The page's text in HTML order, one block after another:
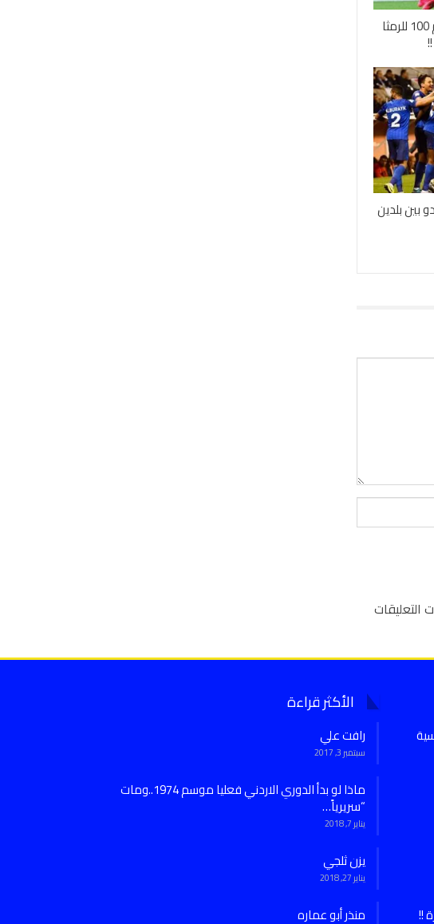
من سيسجل الهدف رقم 100 للرمثا
بين بلدين
التعليقات
الأكثر قراءة
رافت علي
سبتمبر 3, 2017
ماذا لو بدأ الدوري الاردني فعليا موسم 1974..ومات
“سريرياً…
يناير 7, 2018
يزن ثلجي
يناير 27, 2018
منذر أبو عماره